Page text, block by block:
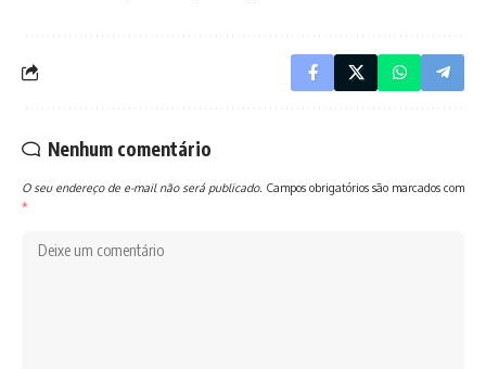
Nenhum comentário
O seu endereço de e-mail não será publicado. Campos obrigatórios são marcados com
*